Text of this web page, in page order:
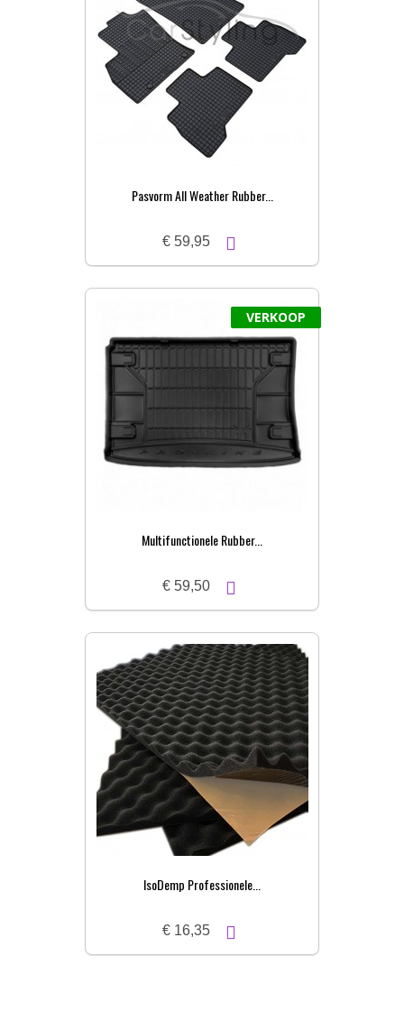
Pasvorm All Weather Rubber...
€ 59,95
VERKOOP
Multifunctionele Rubber...
€ 59,50
IsoDemp Professionele...
€ 16,35